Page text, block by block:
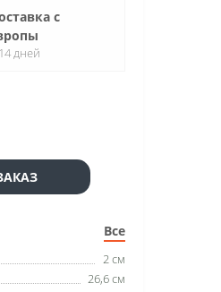
с
дней
Все
2 см
26,6 см